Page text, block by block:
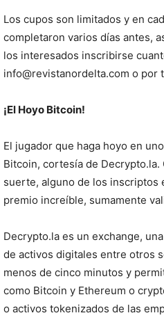
Los cupos son limitados y en
completaron varios días antes,
los interesados inscribirse
info@revistanordelta.com o por
¡El Hoyo Bitcoin!
El jugador que haga hoyo en
Bitcoin, cortesía de
suerte, alguno de los inscriptos
premio increíble, sumamente
Decrypto.la es un exchange,
de activos digitales entre otros
menos de cinco minutos y
como Bitcoin y Ethereum o
o activos tokenizados de las